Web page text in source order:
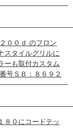
スタイルグリルに
ーも取付カスタム
号ＳＢ：８６９２